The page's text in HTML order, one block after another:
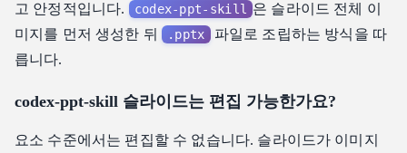
고 안정적입니다.
codex-ppt-skill 은 슬라이드 전체 이
미지를 먼저 생성한 뒤 .pptx 파일로 조립하는 방식을 따
릅니다.
codex-ppt-skill 슬라이드는 편집 가능한가요?
요소 수준에서는 편집할 수 없습니다. 슬라이드가 이미지